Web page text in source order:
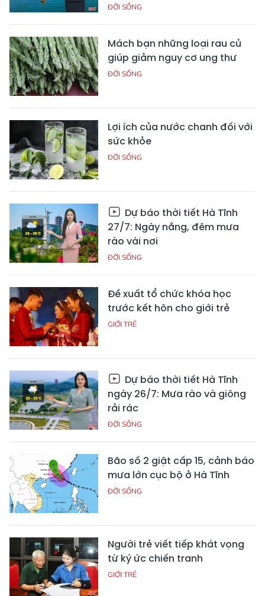
ĐỜI SỐNG
Mách bạn những loại rau củ
giúp giảm nguy cơ ung thư
ĐỜI SỐNG
Lợi ích của nước chanh đối với
sức khỏe
ĐỜI SỐNG
Dự báo thời tiết Hà Tĩnh
27/7: Ngày nắng, đêm mưa
rào vài nơi
ĐỜI SỐNG
Đề xuất tổ chức khóa học
trước kết hôn cho giới trẻ
GIỚI TRẺ
Dự báo thời tiết Hà Tĩnh
ngày 26/7: Mưa rào và giông
rải rác
ĐỜI SỐNG
Bão số 2 giật cấp 15, cảnh báo
mưa lớn cục bộ ở Hà Tĩnh
ĐỜI SỐNG
Người trẻ viết tiếp khát vọng
từ ký ức chiến tranh
GIỚI TRẺ